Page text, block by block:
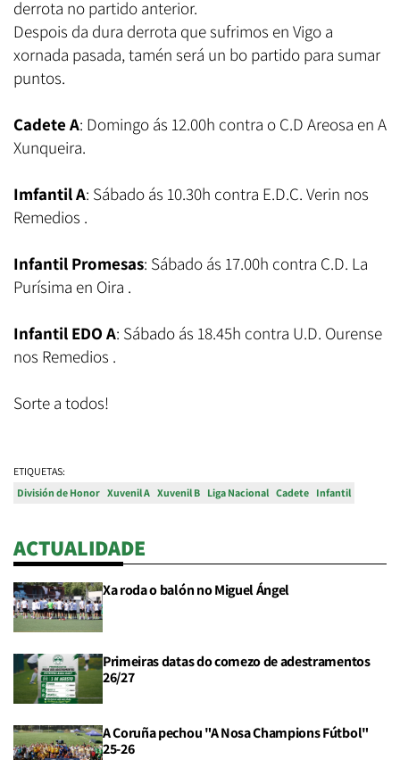
derrota no partido anterior.
Despois da dura derrota que sufrimos en Vigo a
xornada pasada, tamén será un bo partido para sumar
puntos.
Cadete A: Domingo ás 12.00h contra o C.D Areosa en A
Xunqueira.
Imfantil A: Sábado ás 10.30h contra E.D.C. Verin nos
Remedios .
Infantil Promesas: Sábado ás 17.00h contra C.D. La
Purísima en Oira .
Infantil EDO A: Sábado ás 18.45h contra U.D. Ourense
nos Remedios .
Sorte a todos!
ETIQUETAS:
División de Honor Xuvenil A Xuvenil B Liga Nacional Cadete Infantil
ACTUALIDADE
Xa roda o balón no Miguel Ángel
Primeiras datas do comezo de adestramentos
26/27
A Coruña pechou "A Nosa Champions Fútbol"
25-26